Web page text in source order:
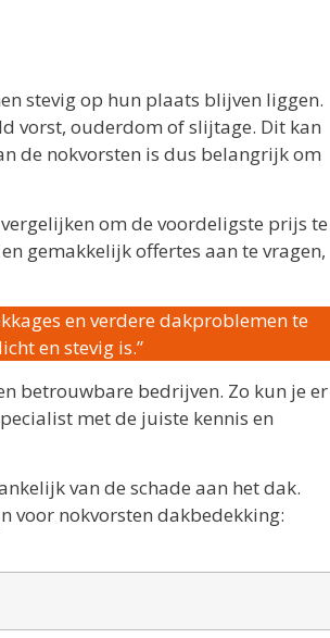
stevig op hun plaats blijven liggen.
vorst, ouderdom of slijtage. Dit kan
de nokvorsten is dus belangrijk om
om de voordeligste prijs te
gemakkelijk offertes aan te vragen,
en verdere dakproblemen te
en stevig is.”
betrouwbare bedrijven. Zo kun je er
met de juiste kennis en
van de schade aan het dak.
voor nokvorsten dakbedekking: